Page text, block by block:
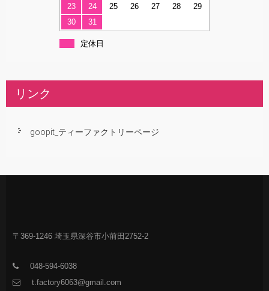
23
24 25 26 27 28
29
30
31
定休日
リンク
goopit_ティーファクトリーページ
〒369-1246 埼玉県深谷市小前田2752-2
048-594-6038
t.factory6063@gmail.com